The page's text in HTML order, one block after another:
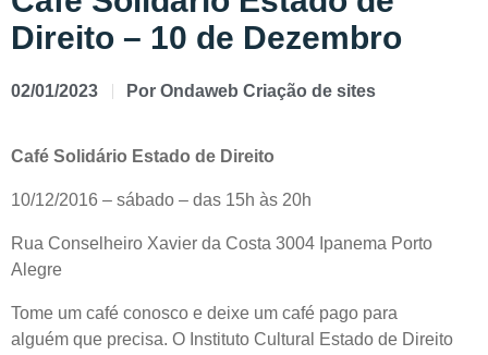
Direito – 10 de Dezembro
02/01/2023 Por Ondaweb Criação de sites
Café Solidário Estado de Direito
10/12/2016 – sábado – das 15h às 20h
Rua Conselheiro Xavier da Costa 3004 Ipanema Porto
Alegre
Tome um café conosco e deixe um café pago para
alguém que precisa. O Instituto Cultural Estado de Direito